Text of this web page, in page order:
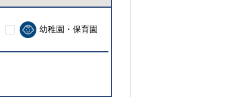
幼稚園・保育園